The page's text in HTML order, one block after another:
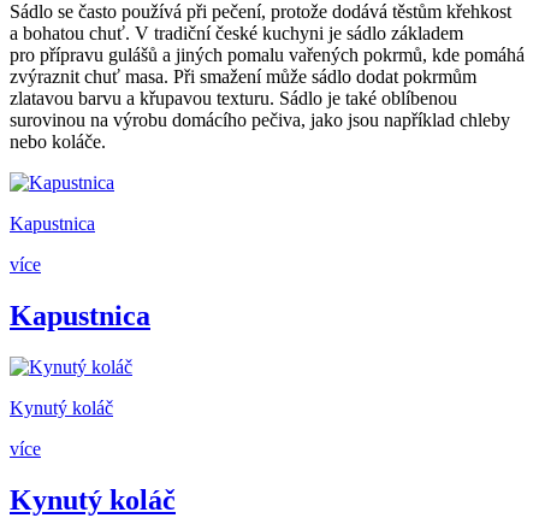
Sádlo se často používá při pečení, protože dodává těstům křehkost
a bohatou chuť. V tradiční české kuchyni je sádlo základem
pro přípravu gulášů a jiných pomalu vařených pokrmů, kde pomáhá
zvýraznit chuť masa. Při smažení může sádlo dodat pokrmům
zlatavou barvu a křupavou texturu. Sádlo je také oblíbenou
surovinou na výrobu domácího pečiva, jako jsou například chleby
nebo koláče.
Kapustnica
více
Kapustnica
Kynutý koláč
více
Kynutý koláč